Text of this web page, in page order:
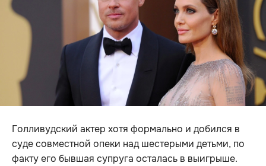
Голливудский актер хотя формально и добился в
суде совместной опеки над шестерыми детьми, по
факту его бывшая супруга осталась в выигрыше.